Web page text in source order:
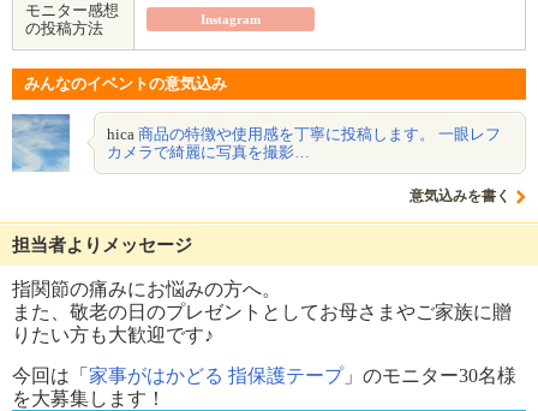
モニター感想
の投稿方法
Instagram
みんなのイベントの意気込み
hica 商品の特徴や使用感を丁寧に投稿します。 一眼レフ
カメラで綺麗に写真を撮影…
意気込みを書く
担当者よりメッセージ
指関節の痛みにお悩みの方へ。
また、敬老の日のプレゼントとしてお母さまやご家族に贈
りたい方も大歓迎です♪
今回は「 家事がはかどる 指保護テープ」のモニター30名様
を大募集します！